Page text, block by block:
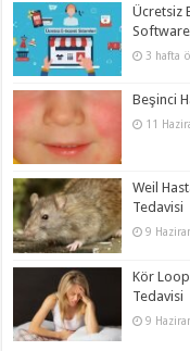
Ücretsiz
3 hafta
Beşinci
11
Weil
Tedavisi
9
Kör
Tedavisi
9